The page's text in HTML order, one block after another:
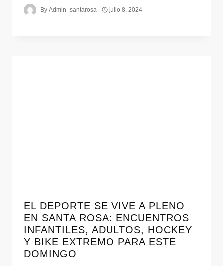
By Admin_santarosa julio 8, 2024
EL DEPORTE SE VIVE A PLENO
EN SANTA ROSA: ENCUENTROS
INFANTILES, ADULTOS, HOCKEY
Y BIKE EXTREMO PARA ESTE
DOMINGO